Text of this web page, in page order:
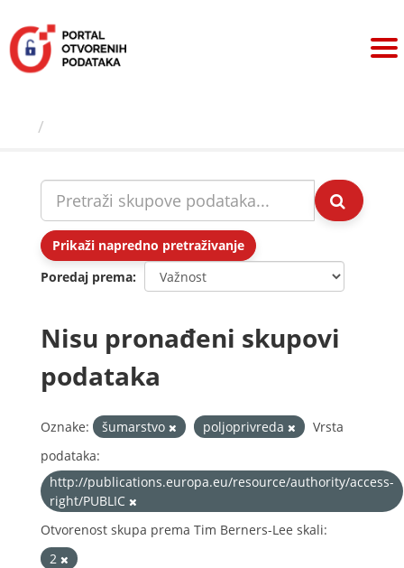
sadržaj
Prikaži napredno pretraživanje
Poredaj prema
Nisu pronađeni skupovi
podataka
Oznake: šumarstvo poljoprivreda
Vrsta
podataka:
http://publications.europa.eu/resource/authority/access-
right/PUBLIC
Otvorenost skupa prema Tim Berners-Lee skali:
2